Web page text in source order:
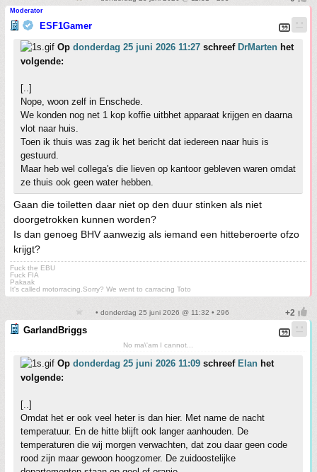
Moderator
ESF1Gamer
Op donderdag 25 juni 2026 11:27 schreef DrMarten het
volgende:
[..]
Nope, woon zelf in Enschede.
We konden nog net 1 kop koffie uitbhet apparaat krijgen en daarna
vlot naar huis.
Toen ik thuis was zag ik het bericht dat iedereen naar huis is
gestuurd.
Maar heb wel collega's die lieven op kantoor gebleven waren omdat
ze thuis ook geen water hebben.
Gaan die toiletten daar niet op den duur stinken als niet
doorgetrokken kunnen worden?
Is dan genoeg BHV aanwezig als iemand een hitteberoerte ofzo
krijgt?
Fuck the EBU
Fuck FIA
Pakaak
It's called motorracing.Sorry? We went to carracing Toto
• donderdag 25 juni 2026 @ 11:32 • 296
GarlandBriggs
No ma\'am I cannot...
Op donderdag 25 juni 2026 11:09 schreef Elan het
volgende:
[..]
Omdat het er ook veel heter is dan hier. Met name de nacht
temperatuur. En de hitte blijft ook langer aanhouden. De
temperaturen die wij morgen verwachten, dat zou daar geen code
rood zijn maar gewoon hoogzomer. De zuidoostelijke